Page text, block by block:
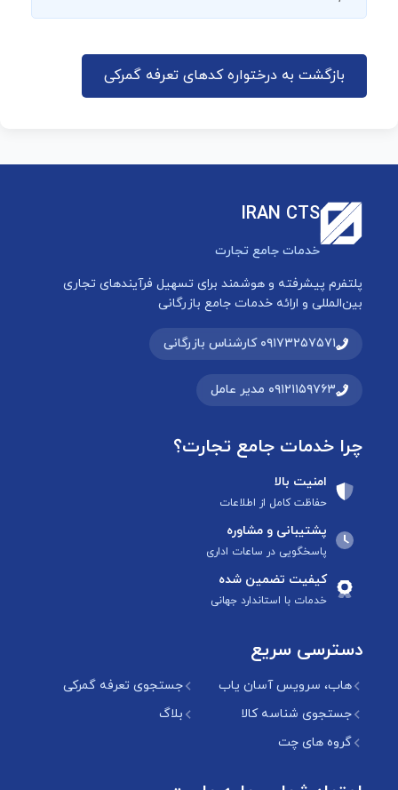
بازگشت به درختواره کدهای تعرفه گمرکی
IRAN CTS
خدمات جامع تجارت
پلتفرم پیشرفته و هوشمند برای تسهیل فرآیندهای تجاری
بین‌المللی و ارائه خدمات جامع بازرگانی
۰۹۱۷۳۲۵۷۵۷۱ کارشناس بازرگانی
۰۹۱۲۱۱۵۹۷۶۳ مدیر عامل
چرا خدمات جامع تجارت؟
امنیت بالا
حفاظت کامل از اطلاعات
پشتیبانی و مشاوره
پاسخگویی در ساعات اداری
کیفیت تضمین شده
خدمات با استاندارد جهانی
دسترسی سریع
هاب، سرویس آسان یاب
جستجوی تعرفه گمرکی
جستجوی شناسه کالا
بلاگ
گروه های چت